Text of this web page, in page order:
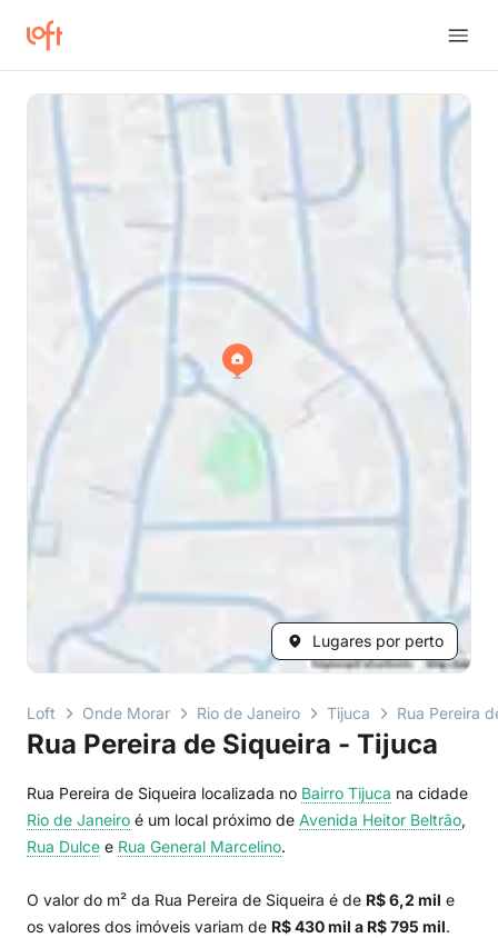
Lugares por perto
Loft Onde Morar Rio de Janeiro Tijuca Rua Pereira
Rua Pereira de Siqueira - Tijuca
Rua Pereira de Siqueira localizada no Bairro Tijuca na cidade
Rio de Janeiro é um local próximo de Avenida Heitor Beltrão,
Rua Dulce e Rua General Marcelino.
O valor do m² da Rua Pereira de Siqueira é de R$ 6,2 mil e
os valores dos imóveis variam de R$ 430 mil a R$ 795 mil.